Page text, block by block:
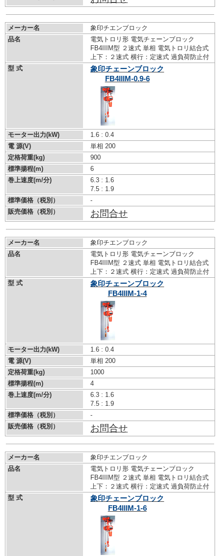
メーカー名
象印チエンブロック
品名
電気トロリ形 電気チェーンブロック
FB4IIIM型 ２速式 単相 電気トロリ結合式
上下：２速式 横行：定速式 過負荷防止付
型 式
象印チェーンブロック
FB4IIIM-0.9-6
モーター出力(kW)
1.6 : 0.4
電 源(V)
単相 200
定格荷重(kg)
900
標準揚程(m)
6
巻上速度(m/分)
6.3 : 1.6
7.5 : 1.9
標準価格（税別）
-
販売価格（税別）
お問合せ
メーカー名
象印チエンブロック
品名
電気トロリ形 電気チェーンブロック
FB4IIIM型 ２速式 単相 電気トロリ結合式
上下：２速式 横行：定速式 過負荷防止付
型 式
象印チェーンブロック
FB4IIIM-1-4
モーター出力(kW)
1.6 : 0.4
電 源(V)
単相 200
定格荷重(kg)
1000
標準揚程(m)
4
巻上速度(m/分)
6.3 : 1.6
7.5 : 1.9
標準価格（税別）
-
販売価格（税別）
お問合せ
メーカー名
象印チエンブロック
品名
電気トロリ形 電気チェーンブロック
FB4IIIM型 ２速式 単相 電気トロリ結合式
上下：２速式 横行：定速式 過負荷防止付
型 式
象印チェーンブロック
FB4IIIM-1-6